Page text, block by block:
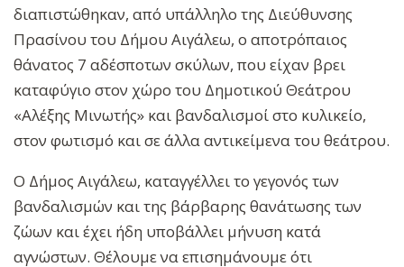
διαπιστώθηκαν, από υπάλληλο της Διεύθυνσης
Πρασίνου του Δήμου Αιγάλεω, ο αποτρόπαιος
θάνατος 7 αδέσποτων σκύλων, που είχαν βρει
καταφύγιο στον χώρο του Δημοτικού Θεάτρου
«Αλέξης Μινωτής» και βανδαλισμοί στο κυλικείο,
στον φωτισμό και σε άλλα αντικείμενα του θεάτρου.
Ο Δήμος Αιγάλεω, καταγγέλλει το γεγονός των
βανδαλισμών και της βάρβαρης θανάτωσης των
ζώων και έχει ήδη υποβάλλει μήνυση κατά
αγνώστων. Θέλουμε να επισημάνουμε ότι